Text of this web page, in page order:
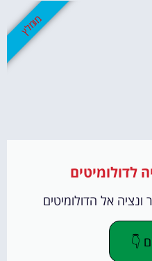
לדולומיטים
ונציה אל הדולומיטים
👇
מומלץ